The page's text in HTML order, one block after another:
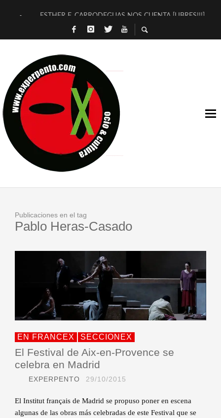
ESTHER F. CARRODEGUAS NOS CUENTA [LIBRES!!!]
[TERRA DE GUAPES] DE SANDRA MONFORT
TIMBRE 4, LA ESCUELA DEL DIRECTOR TEATRAL CLAUDIO
30 AÑOS (NO ES NADA) DE LA KATARSIS DEL TOMATAZO
MILITARES JUDÍAS EN #EXVITA
D’BALDOMEROS REINVENTAN [BITÁCORA 3.0] EN EXVITA
MARSHALL FLASH PRESENTA EN EXVITA [RELATIVA
JOFRE BARDAGÍ EN EXVITA INTERPRETANDO A SERRAT
Publicaciones en el tag
Pablo Heras-Casado
EN FRANCEX SECCIONEX
El Festival de Aix-en-Provence se
celebra en Madrid
EXPERPENTO 29/10/2015
El Institut français de Madrid se propuso poner en escena
algunas de las obras más celebradas de este Festival que se